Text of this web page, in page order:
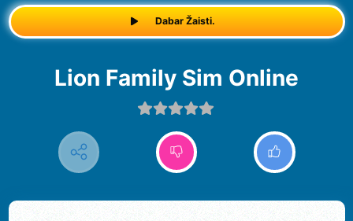
Dabar Žaisti.
Lion Family Sim Online